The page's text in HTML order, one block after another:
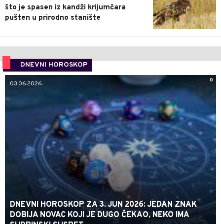
što je spasen iz kandži krijumčara
pušten u prirodno stanište
DNEVNI HOROSKOP
0
03.06.2026.
DNEVNI HOROSKOP ZA 3. JUN 2026: JEDAN ZNAK
DOBIJA NOVAC KOJI JE DUGO ČEKAO, NEKO IMA